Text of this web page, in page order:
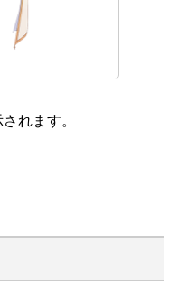
れます。